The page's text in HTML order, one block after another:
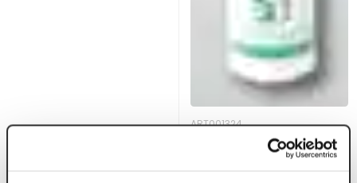
ART001324
RubberCover Rubber
Seal 310 ml EPDM kit